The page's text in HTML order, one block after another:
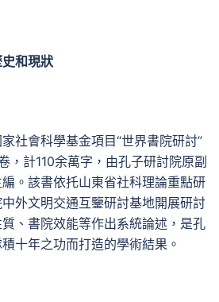
和現狀
社會科學基金項目“世界書院研討”
，計110余萬字，由孔子研討院原副
。該書依托山東省社科理論重點研
外文明交通互鑒研討基地開展研討
質、書院效能等作出系統論述，是孔
十年之功而打造的學術結果。